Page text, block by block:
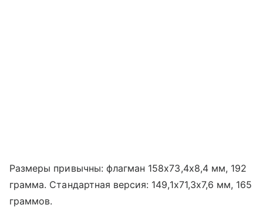
Размеры привычны: флагман 158х73,4х8,4 мм, 192
грамма. Стандартная версия: 149,1х71,3х7,6 мм, 165
граммов.